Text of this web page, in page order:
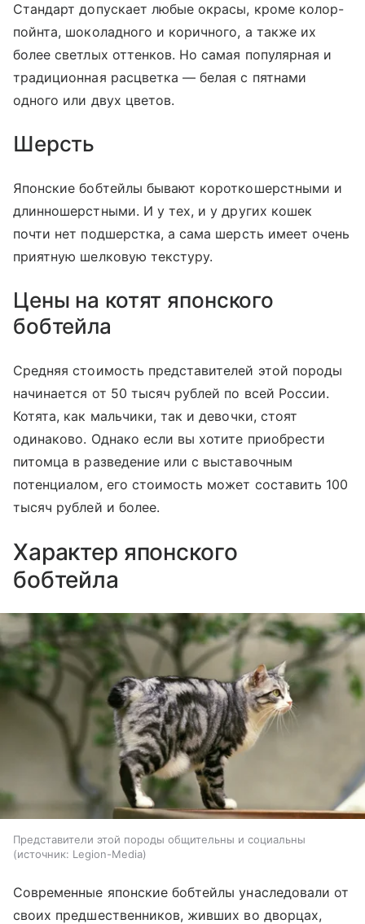
Стандарт допускает любые окрасы, кроме колор-
пойнта, шоколадного и коричного, а также их
более светлых оттенков. Но самая популярная и
традиционная расцветка — белая с пятнами
одного или двух цветов.
Шерсть
Японские бобтейлы бывают короткошерстными и
длинношерстными. И у тех, и у других кошек
почти нет подшерстка, а сама шерсть имеет очень
приятную шелковую текстуру.
Цены на котят японского
бобтейла
Средняя стоимость представителей этой породы
начинается от 50 тысяч рублей по всей России.
Котята, как мальчики, так и девочки, стоят
одинаково. Однако если вы хотите приобрести
питомца в разведение или с выставочным
потенциалом, его стоимость может составить 100
тысяч рублей и более.
Характер японского
бобтейла
Представители этой породы общительны и социальны
источник: Legion-Media
Современные японские бобтейлы унаследовали от
своих предшественников, живших во дворцах,